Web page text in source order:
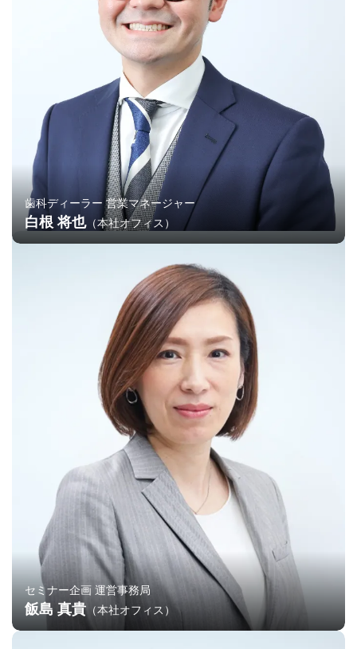
歯科ディーラー 営業マネージャー
白根 将也（本社オフィス）
セミナー企画 運営事務局
飯島 真貴（本社オフィス）